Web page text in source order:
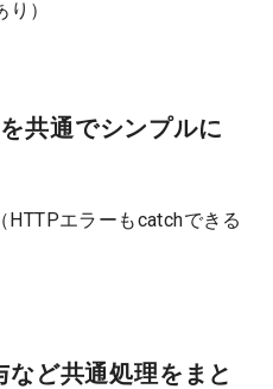
）
共通でシンプルに
（HTTPエラーもcatchできる
ど共通処理をまと